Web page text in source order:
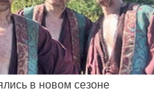
в новом сезоне